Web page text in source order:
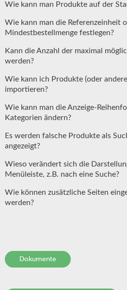
Wie kann man Produkte auf der
Wie kann man die Referenzeinheit
Mindestbestellmenge festlegen?
Kann die Anzahl der maximal
werden?
Wie kann ich Produkte (oder
importieren?
Wie kann man die Anzeige-
Kategorien ändern?
Es werden falsche Produkte als
angezeigt?
Wieso verändert sich die
Menüleiste, z.B. nach eine Suche?
Wie können zusätzliche Seiten
werden?
Dokumente